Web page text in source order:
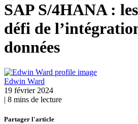
SAP S/4HANA :
défi de
données
Edwin Ward
19 février 2024
| 8 mins de lecture
Partager l'article